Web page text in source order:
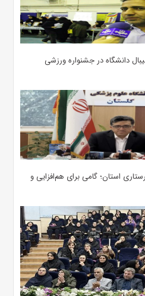
دانشگاه در جشنواره ورزشی
استان؛ گامی برای هم‌افزایی و